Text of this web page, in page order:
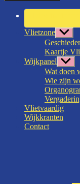
Vlietzone Toon
Kaartje
Wijkpanel Toon
Wat doen
Wie zijn
Vlietvaardig
Wijkkranten
Contact